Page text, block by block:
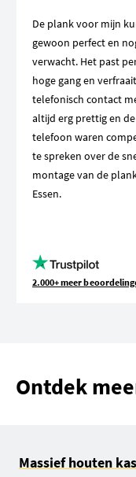
De plank voor mijn
gewoon perfect en
verwacht. Het past
hoge gang en
telefonisch contact
altijd erg prettig en
telefoon waren
te spreken over de
montage van de
Essen.
2.000+ meer
Ontdek
Massief houten